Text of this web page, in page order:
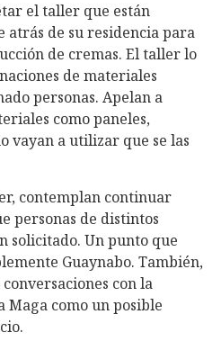
el taller que están
atrás de su residencia para
de cremas. El taller lo
de materiales
personas. Apelan a
como paneles,
vayan a utilizar que se las
contemplan continuar
personas de distintos
solicitado. Un punto que
Guaynabo. También,
con la
como un posible